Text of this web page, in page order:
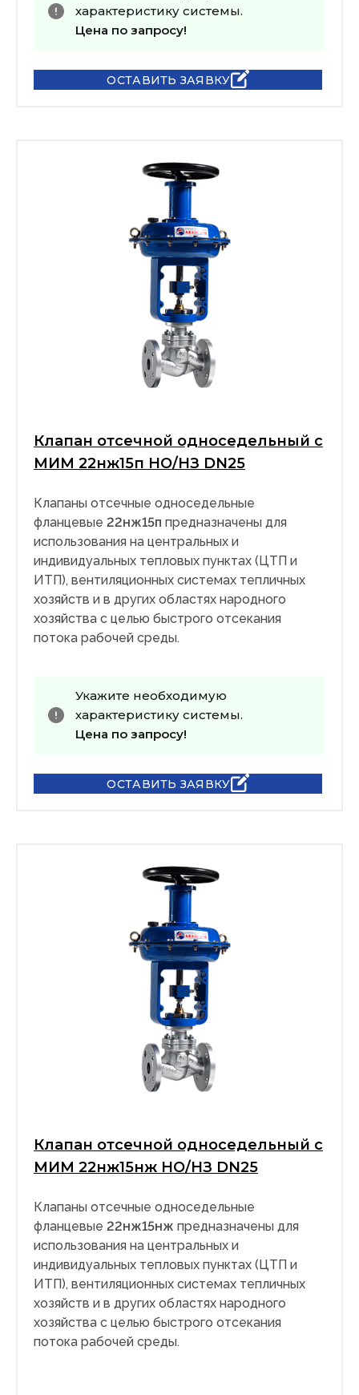
характеристику системы.
Цена по запросу!
ОСТАВИТЬ ЗАЯВКУ
Клапан отсечной односедельный с
МИМ 22нж15п НО/НЗ DN25
Клапаны отсечные односедельные
фланцевые 22нж15п предназначены для
использования на центральных и
индивидуальных тепловых пунктах (ЦТП и
ИТП), вентиляционных системах тепличных
хозяйств и в других областях народного
хозяйства с целью быстрого отсекания
потока рабочей среды.
Укажите необходимую
характеристику системы.
Цена по запросу!
ОСТАВИТЬ ЗАЯВКУ
Клапан отсечной односедельный с
МИМ 22нж15нж НО/НЗ DN25
Клапаны отсечные односедельные
фланцевые 22нж15нж предназначены для
использования на центральных и
индивидуальных тепловых пунктах (ЦТП и
ИТП), вентиляционных системах тепличных
хозяйств и в других областях народного
хозяйства с целью быстрого отсекания
потока рабочей среды.